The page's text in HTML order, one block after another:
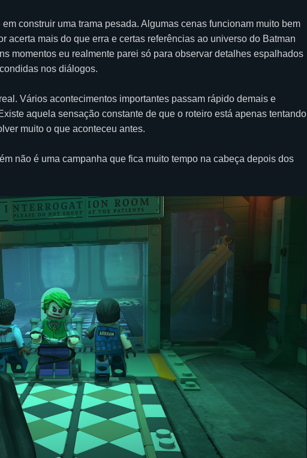
construir uma trama pesada. Algumas cenas funcionam muito bem
acerta mais do que erra e certas referências ao universo do Batman
momentos eu realmente parei só para observar detalhes espalhados
nos diálogos.
Vários acontecimentos importantes passam rápido demais e
aquela sensação constante de que o roteiro está apenas tentando
muito o que aconteceu antes.
não é uma campanha que fica muito tempo na cabeça depois dos